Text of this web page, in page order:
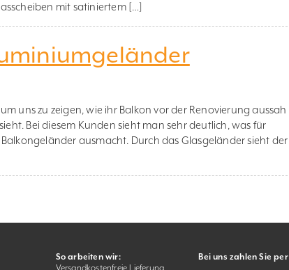
mit satiniertem […]
uns zu zeigen, wie ihr Balkon vor der Renovierung aussah
Bei diesem Kunden sieht man sehr deutlich, was für
ausmacht. Durch das Glasgeländer sieht der
So arbeiten wir:
Versandkostenfreie Lieferung
Bei uns zahlen Sie per